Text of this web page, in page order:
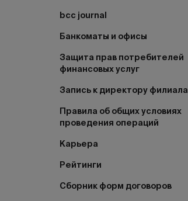
bcc journal
Банкоматы и офисы
Защита прав потребителей
финансовых услуг
Запись к директору филиала
Правила об общих условиях
проведения операций
Карьера
Рейтинги
Сборник форм договоров